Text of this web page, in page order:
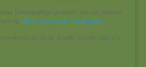
fotoreportage gemaakt van het bouwen
hier in pdf formaat kunt downloaden
en nu als de donder trainen met z’n